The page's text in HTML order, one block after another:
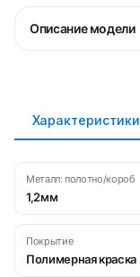
Описание модели
Характеристики
Металл: полотно/короб
1,2мм
Покрытие
Полимерная краска